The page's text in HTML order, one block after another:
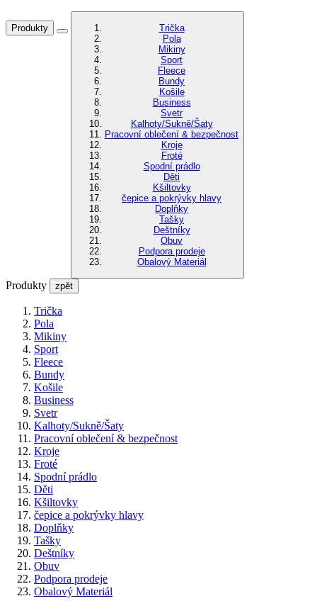
Produkty
Trička
Pola
Mikiny
Sport
Fleece
Bundy
Košile
Business
Svetr
Kalhoty/Sukně/Šaty
Pracovní oblečení & bezpečnost
Kroje
Froté
Spodní prádlo
Děti
Kšiltovky
čepice a pokrývky hlavy
Doplňky
Tašky
Deštníky
Obuv
Podpora prodeje
Obalový Materiál
Produkty zpět
Trička
Pola
Mikiny
Sport
Fleece
Bundy
Košile
Business
Svetr
Kalhoty/Sukně/Šaty
Pracovní oblečení & bezpečnost
Kroje
Froté
Spodní prádlo
Děti
Kšiltovky
čepice a pokrývky hlavy
Doplňky
Tašky
Deštníky
Obuv
Podpora prodeje
Obalový Materiál